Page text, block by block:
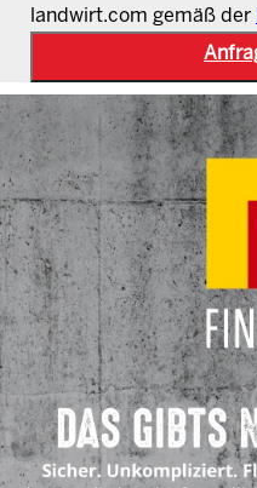
landwirt.com gemäß der